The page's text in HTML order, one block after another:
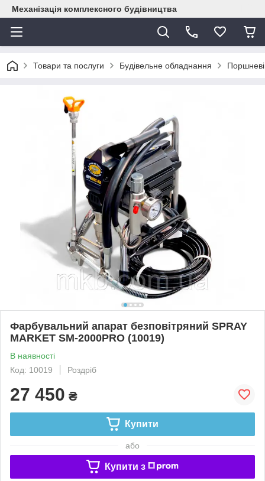
Механізація комплексного будівництва
Товари та послуги Будівельне обладнання
Фарбувальний апарат безповітряний SPRAY
MARKET SM-2000PRO (10019)
В наявності
Код: 10019
Роздріб
27 450 ₴
Купити
або
Купити з